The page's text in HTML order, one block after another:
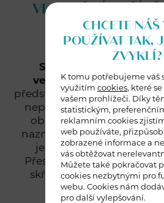
VESTAVĚNÉ
27.11.2020
Snad každá žena
vestavěných skříních
představte, vše do sebe
nepřekáží. Navíc se vám
oblečení, protože
nazmar. Že je centimetr
jedno ramínko na váš
Přestaňte snít a pořiďte si i
skříně.Vestavěné
nabízí i
CHCETE
POUŽÍVAT TAK,
ZVYKLÍ?
K tomu potřebujeme váš
využitím cookies, které
vašem prohlížeči. Díky
statistickým,
reklamním cookies
web používáte,
zobrazené informace a
vás obtěžovat
Můžete také pokračovat
cookies nezbytnými pro
webu. Cookies nám
pro další vylepšování.